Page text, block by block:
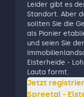
Leider gibt es
Standort. Aber
sollten Sie die
als Pionier
und seien Sie
Elsterheide -
Lauta formt.
Jetzt
Spreetal -